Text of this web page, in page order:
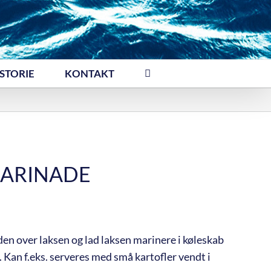
KONTAKT
over laksen og lad laksen marinere i køleskab
f.eks. serveres med små kartofler vendt i